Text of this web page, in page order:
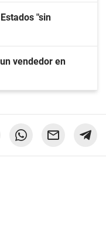
"sin
vendedor en